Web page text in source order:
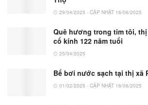
29/04/2025 - CẬP NHẬT 16/06/2025
Quê hương trong tim tôi,
cổ kính 122 năm tuổi
25/04/2025
Bể bơi nước sạch tại thị xã
01/02/2025 - CẬP NHẬT 16/06/2025